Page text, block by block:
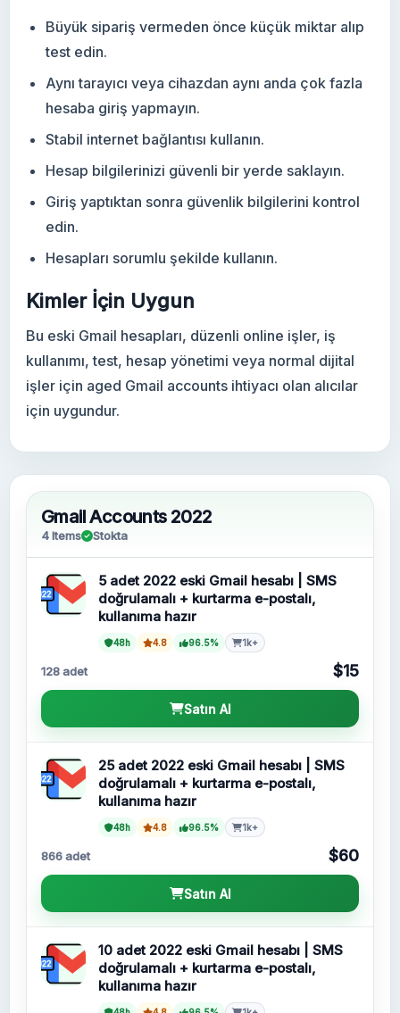
Büyük sipariş vermeden önce küçük miktar alıp
test edin.
Aynı tarayıcı veya cihazdan aynı anda çok fazla
hesaba giriş yapmayın.
Stabil internet bağlantısı kullanın.
Hesap bilgilerinizi güvenli bir yerde saklayın.
Giriş yaptıktan sonra güvenlik bilgilerini kontrol
edin.
Hesapları sorumlu şekilde kullanın.
Kimler İçin Uygun
Bu eski Gmail hesapları, düzenli online işler, iş
kullanımı, test, hesap yönetimi veya normal dijital
işler için aged Gmail accounts ihtiyacı olan alıcılar
için uygundur.
Gmail Accounts 2022
4 Items Stokta
5 adet 2022 eski Gmail hesabı | SMS
doğrulamalı + kurtarma e-postalı,
kullanıma hazır
48h 4.8 96.5% 1k+
128 adet $15
Satın Al
25 adet 2022 eski Gmail hesabı | SMS
doğrulamalı + kurtarma e-postalı,
kullanıma hazır
48h 4.8 96.5% 1k+
866 adet $60
Satın Al
10 adet 2022 eski Gmail hesabı | SMS
doğrulamalı + kurtarma e-postalı,
kullanıma hazır